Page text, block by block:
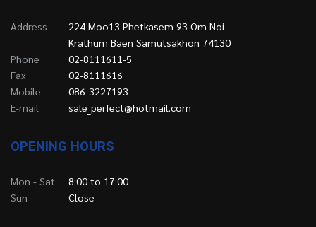
Address
224 Moo13 Phetkasem 93 Om Noi
Krathum Baen Samutsakhon 74130
Phone
02-8111611-5
Fax
02-8111616
Mobile
086-3227193
E-mail
sale_perfect@hotmail.com
OPENING HOURS
Mon - Sat
8:00 to 17:00
Sun
Close